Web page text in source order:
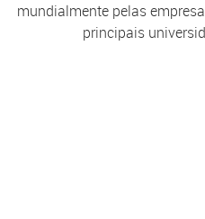
mundialmente pelas
principais